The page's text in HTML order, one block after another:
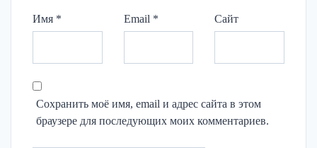
Имя * Email * Сайт
Сохранить моё имя, email и адрес сайта в этом
браузере для последующих моих комментариев.